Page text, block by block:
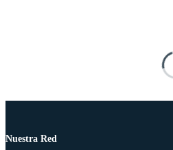
Nuestra Red